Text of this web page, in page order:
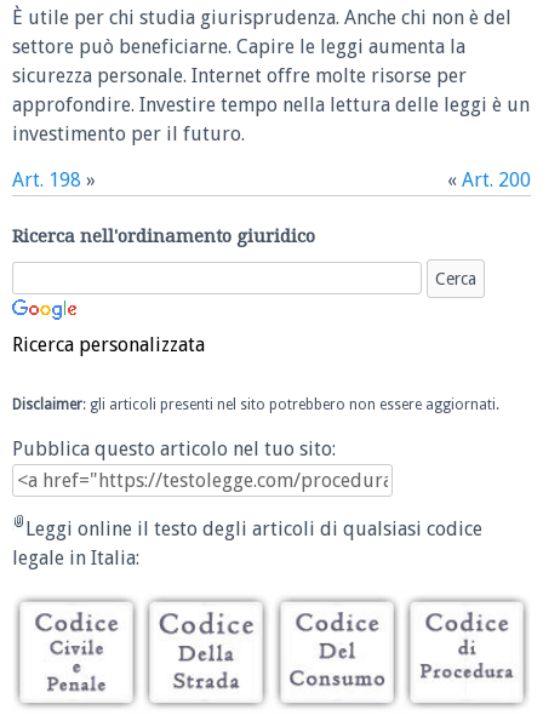
È utile per chi studia giurisprudenza. Anche chi non è del
settore può beneficiarne. Capire le leggi aumenta la
sicurezza personale. Internet offre molte risorse per
approfondire. Investire tempo nella lettura delle leggi è un
investimento per il futuro.
Art. 198 » « Art. 200
Ricerca nell'ordinamento giuridico
Ricerca personalizzata
Disclaimer: gli articoli presenti nel sito potrebbero non essere aggiornati.
Pubblica questo articolo nel tuo sito:
Leggi online il testo degli articoli di qualsiasi codice
legale in Italia: